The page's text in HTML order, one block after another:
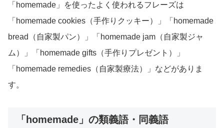
「homemade」を使ったよく使われるフレーズは
「homemade cookies（手作りクッキー）」「homemade
bread（自家製パン）」「homemade jam（自家製ジャ
ム）」「homemade gifts（手作りプレゼント）」
「homemade remedies（自家製療法）」などがありま
す。
「homemade」の類義語・同義語